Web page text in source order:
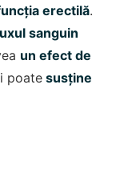
erectilă.
sanguin
un efect de
poate susține